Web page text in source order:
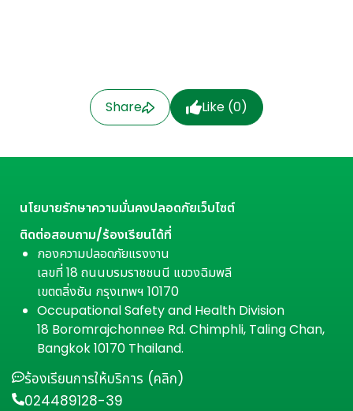
Share Like (0)
นโยบายรักษาความมั่นคงปลอดภัยเว็บไซต์
ติดต่อสอบถาม/ร้องเรียนได้ที่
กองความปลอดภัยแรงงาน
เลขที่ 18 ถนนบรมราชชนนี แขวงฉิมพลี
เขตตลิ่งชัน กรุงเทพฯ 10170
Occupational Safety and Health Division
18 Boromrajchonnee Rd. Chimphli, Taling Chan,
Bangkok 10170 Thailand.
ร้องเรียนการให้บริการ (คลิก)
024489128-39